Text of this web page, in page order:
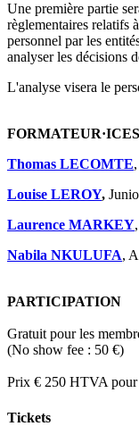
Une première partie
règlementaires relatifs
personnel par les
analyser les décisions
L'analyse visera le
FORMATEUR·ICES
Thomas LECOMTE
Louise LEROY,
Laurence MARKEY
Nabila NKULUFA,
PARTICIPATION
Gratuit pour les
(No show fee : 50 €)
Prix € 250 HTVA pour
Tickets